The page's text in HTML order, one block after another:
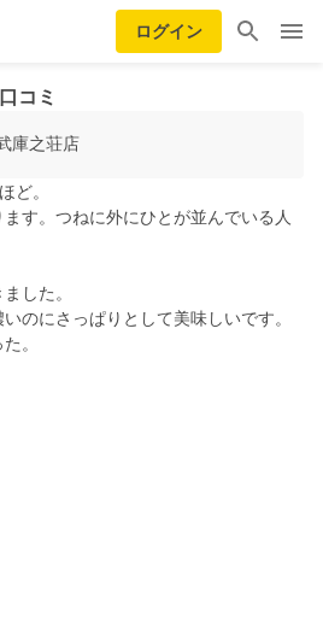
ログイン
コミ
庫之荘店
ど。
す。つねに外にひとが並んでいる人
した。
のにさっぱりとして美味しいです。
。